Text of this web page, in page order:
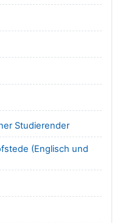
StudierenderLink/URL
(Englisch und